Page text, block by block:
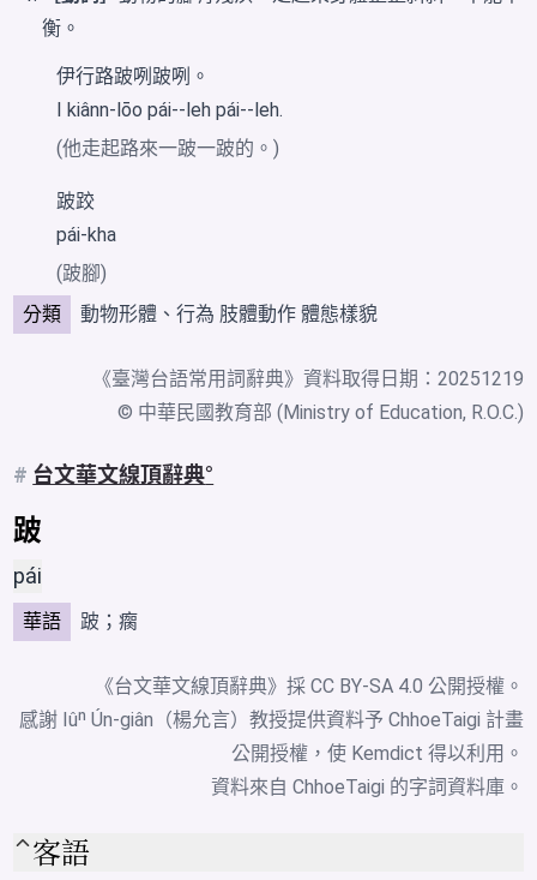
衡。
伊行路跛咧跛咧。
I kiânn-lōo pái--leh pái--leh.
(他走起路來一跛一跛的。)
跛跤
pái-kha
(跛腳)
分類
動物形體、行為 肢體動作 體態樣貌
《臺灣台語常用詞辭典》資料取得日期：20251219
© 中華民國教育部 (Ministry of Education, R.O.C.)
# 台文華文線頂辭典
跛
pái
華語 跛；瘸
《台文華文線頂辭典》採 CC BY-SA 4.0 公開授權。
感謝 Iûⁿ Ún-giân（楊允言）教授提供資料予 ChhoeTaigi 計畫
公開授權，使 Kemdict 得以利用。
資料來自 ChhoeTaigi 的字詞資料庫。
客語